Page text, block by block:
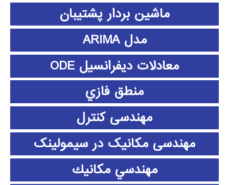
ماشین بردار پشتیبان
مدل ARIMA
معادلات دیفرانسیل ODE
منطق فازي
مهندسی کنترل
مهندسی مکانیک در سیمولینک
مهندسي مكانيك